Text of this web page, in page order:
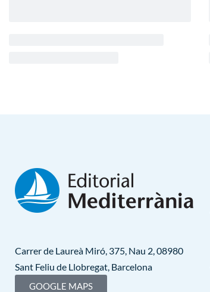
Carrer de Laureà Miró, 375, Nau 2, 08980
Sant Feliu de Llobregat, Barcelona
GOOGLE MAPS